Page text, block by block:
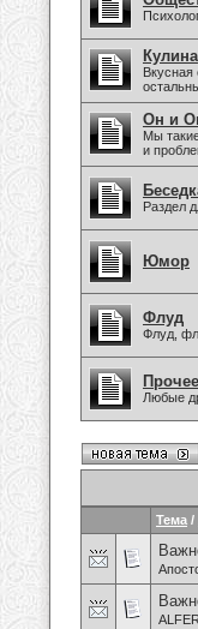
Он и
Мы
и
Раздел
Юмор
Флуд
Флуд,
Прочее
Любые
Тема /